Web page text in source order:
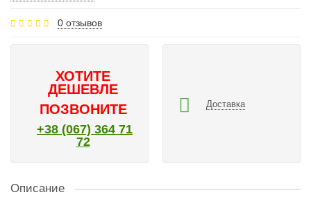
0 отзывов
ХОТИТЕ
ДЕШЕВЛЕ
ПОЗВОНИТЕ
+38 (067) 364 71
72
Доставка
Описание